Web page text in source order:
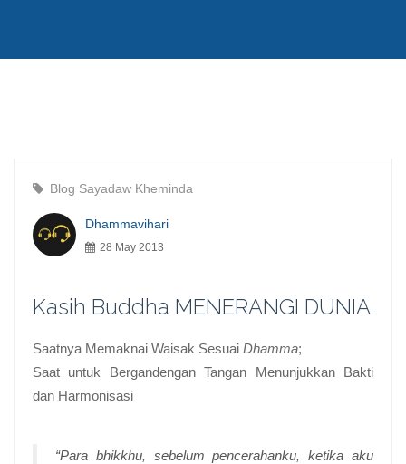
Blog Sayadaw Kheminda
Dhammavihari
28 May 2013
Kasih Buddha MENERANGI DUNIA
Saatnya Memaknai Waisak Sesuai Dhamma;
Saat untuk Bergandengan Tangan Menunjukkan Bakti
dan Harmonisasi
“Para bhikkhu, sebelum pencerahanku, ketika aku